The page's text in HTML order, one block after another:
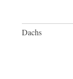
Dachs